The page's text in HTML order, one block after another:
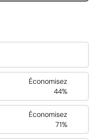
Économisez
44%
Économisez
71%